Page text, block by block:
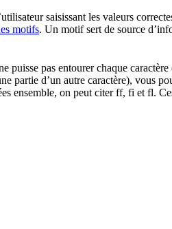
saisissant les valeurs
motifs. Un motif sert de source
pas entourer chaque caractère
partie d’un autre caractère), vous
ensemble, on peut citer ff, fi et fl.